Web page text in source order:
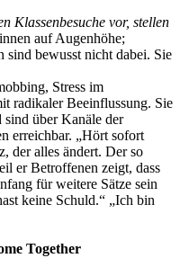
Klassenbesuche vor, stellen
innen auf Augenhöhe;
sind bewusst nicht dabei. Sie
Stress im
radikaler Beeinflussung. Sie
sind über Kanäle der
erreichbar. „Hört sofort
der alles ändert. Der so
er Betroffenen zeigt, dass
für weitere Sätze sein
keine Schuld.“ „Ich bin
Together